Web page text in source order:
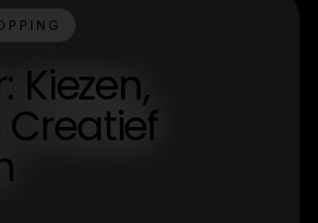
Kiezen,
Creatief